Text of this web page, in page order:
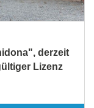
derzeit
Lizenz